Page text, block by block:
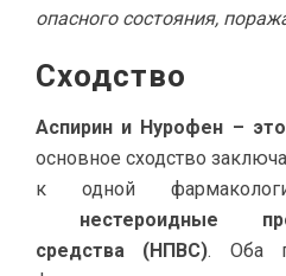
опасного состояния,
Сходство
Аспирин и Нурофен –
основное сходство
к одной
нестероидные
средства (НПВС). Оба